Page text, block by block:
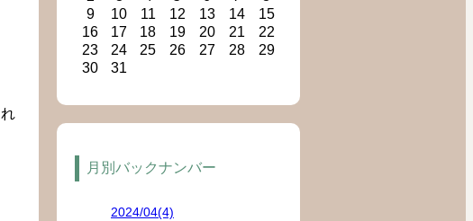
9
10 11 12 13 14
15
16
17 18 19 20 21
22
23
24 25 26 27 28
29
30
31
月別バックナンバー
2024/04(4)